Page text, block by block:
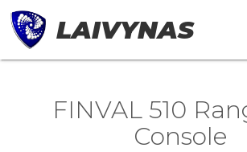
LAIVYNAS
FINVAL 510
Console